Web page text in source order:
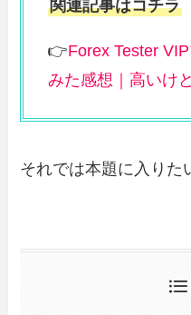
関連記事はコチラ
👉Forex Tester
みた感想｜高いけ
それでは本題に入りた